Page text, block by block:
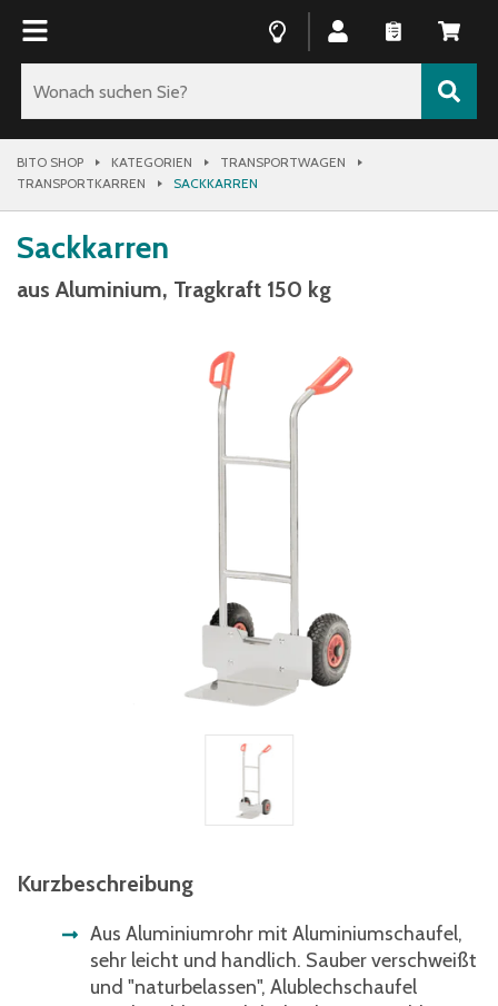
BITO SHOP KATEGORIEN
TRANSPORTWAGEN
TRANSPORTKARREN
SACKKARREN
Sackkarren
aus Aluminium, Tragkraft 150 kg
Kurzbeschreibung
Aus Aluminiumrohr mit Aluminiumschaufel,
sehr leicht und handlich. Sauber verschweißt
und "naturbelassen", Alublechschaufel